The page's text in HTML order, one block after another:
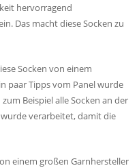
hervorragend
Das macht diese Socken zu
Socken von einem
paar Tipps vom Panel wurde
Beispiel alle Socken an der
verarbeitet, damit die
einem großen Garnhersteller